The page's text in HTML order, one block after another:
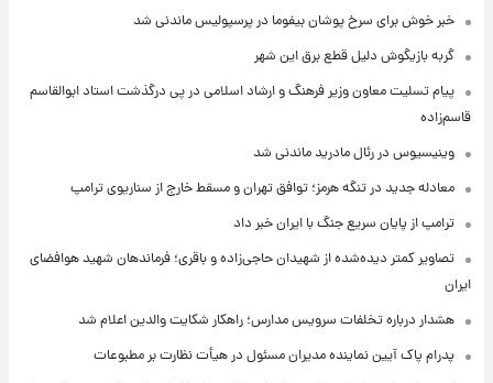
خبر خوش برای سرخ پوشان بیفوما در پرسپولیس ماندنی شد
گربه بازیگوش دلیل قطع برق این شهر
پیام تسلیت معاون وزیر فرهنگ و ارشاد اسلامی در پی درگذشت استاد ابوالقاسم
قاسم‌زاده
وینیسیوس در رئال مادرید ماندنی شد
معادله جدید در تنگه هرمز؛ توافق تهران و مسقط خارج از سناریوی ترامپ
ترامپ از پایان سریع جنگ با ایران خبر داد
تصاویر کمتر دیده‌شده از شهیدان حاجی‌زاده و باقری؛ فرماندهان شهید هوافضای
ایران
هشدار درباره تخلفات سرویس مدارس؛ راهکار شکایت والدین اعلام شد
پدرام پاک آیین نماینده مدیران مسئول در هیأت نظارت بر مطبوعات